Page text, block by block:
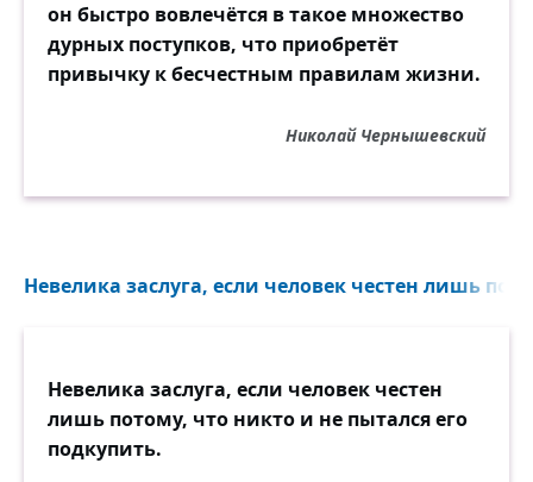
• заснуть без таблеток,
• искренне сказать, что у вас нет
религиозных убеждений, сексуальной
он быстро вовлечётся в такое множество
дурных поступков, что приобретёт
привычку к бесчестным правилам жизни.
Николай Чернышевский
Невелика заслуга, если человек честен лишь
Невелика заслуга, если человек честен
лишь потому, что никто и не пытался его
подкупить.